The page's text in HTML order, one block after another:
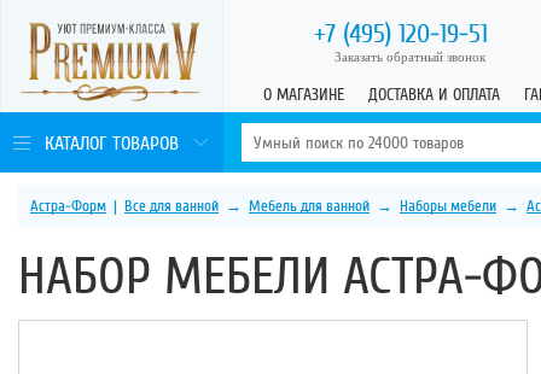
+7 (495) 120-19-51
Заказать обратный звонок
О МАГАЗИНЕ ДОСТАВКА И ОПЛАТА
КАТАЛОГ ТОВАРОВ
Астра-Форм | Все для ванной → Мебель для ванной → Наборы мебели →
НАБОР МЕБЕЛИ АСТРА-